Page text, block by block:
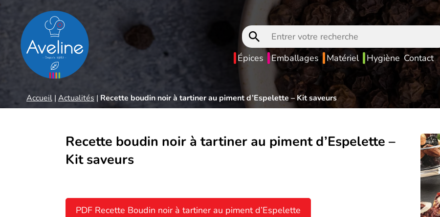
Entrer
votre
recherche
Épices Emballages Matériel Hygiène Contact
Accueil| Actualités | Recette boudin noir à tartiner au piment d’Espelette – Kit saveurs
Recette boudin noir à tartiner au piment d’Espelette –
Kit saveurs
PDF Recette Boudin noir à tartiner au piment d’Espelette